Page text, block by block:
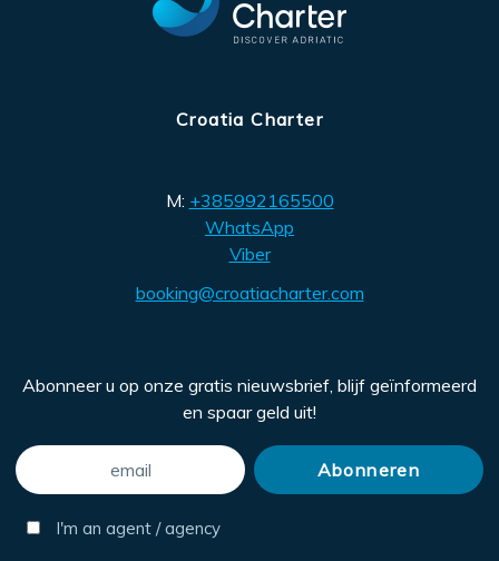
Croatia Charter
M: +385992165500
WhatsApp
Viber
booking@croatiacharter.com
Abonneer u op onze gratis nieuwsbrief, blijf geïnformeerd
en spaar geld uit!
I'm an agent / agency